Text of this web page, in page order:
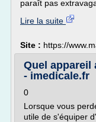
paraît pas
Lire la suite
Site : https://
Quel
- imedicale.fr
0
Lorsque vous
utile de s'équiper